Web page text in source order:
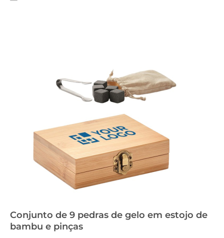
Conjunto de 9 pedras de gelo em estojo de
bambu e pinças